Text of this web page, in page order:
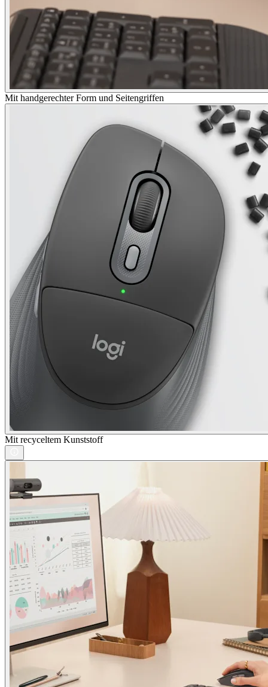
Mit handgerechter Form und Seitengriffen
Mit recyceltem Kunststoff